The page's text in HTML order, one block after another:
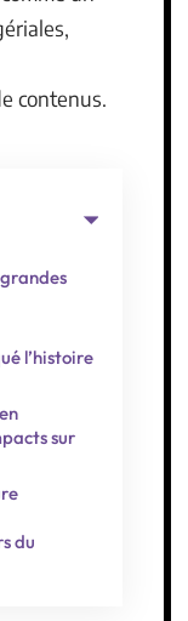
contenus.
l’histoire
sur
du